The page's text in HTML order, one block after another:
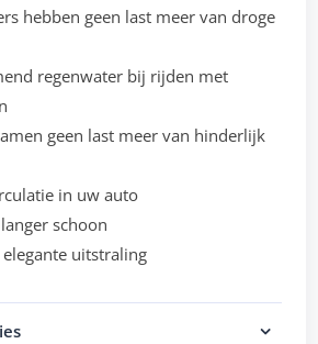
hebben geen last meer van droge
regenwater bij rijden met
geen last meer van hinderlijk
in uw auto
schoon
elegante uitstraling